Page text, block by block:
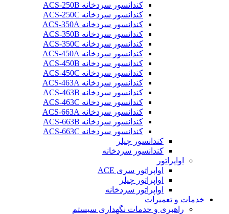
کندانسور سردخانه ACS-250B
کندانسور سردخانه ACS-250C
کندانسور سردخانه ACS-350A
کندانسور سردخانه ACS-350B
کندانسور سردخانه ACS-350C
کندانسور سردخانه ACS-450A
کندانسور سردخانه ACS-450B
کندانسور سردخانه ACS-450C
کندانسور سردخانه ACS-463A
کندانسور سردخانه ACS-463B
کندانسور سردخانه ACS-463C
کندانسور سردخانه ACS-663A
کندانسور سردخانه ACS-663B
کندانسور سردخانه ACS-663C
کندانسور چیلر
کندانسور سردخانه
اواپراتور
اواپراتور سری ACE
اواپراتور چیلر
اواپراتور سردخانه
خدمات و تعمیرات
راهبری و خدمات نگهداری سیستم